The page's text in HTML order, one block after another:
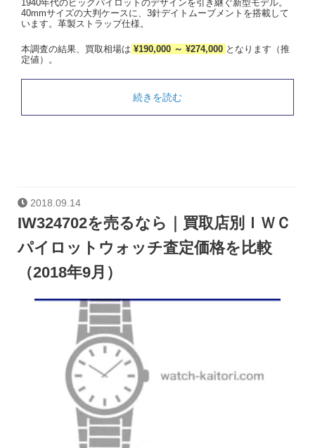
1940年代のビッグパイロットのデザインを引き継ぐ新型モデル。
40mmサイズの大判ケースに、3針デイトムーブメントを搭載して
います。革製ストラップ仕様。
本調査の結果、買取相場は ¥190,000 ～ ¥274,000 となります（推
定値）。
続きを読む
2018.09.14
IW324702を売るなら｜買取店別ＩＷＣ
パイロットウォッチ査定価格を比較
（2018年9月）